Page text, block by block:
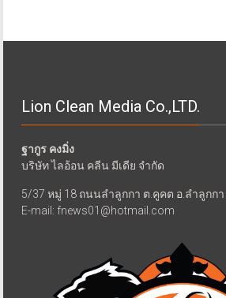
Lion Clean Media Co.,LTD.
ฐากูร คงมิ่ง
บริษัท ไลอ้อน คลีน มีเดีย จำกัด
5/37 หมู่ 18 ถนนลำลูกกา ต.คูคต อ.ลำลูกก
E-mail: fnews01@hotmail.com